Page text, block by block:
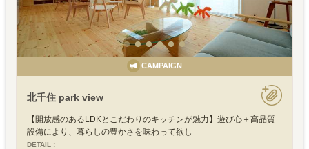
CAMPAIGN
北千住 park view
【開放感のあるLDKとこだわりのキッチンが魅力】遊び心＋高品質
設備により、暮らしの豊かさを味わって欲し
DETAIL :